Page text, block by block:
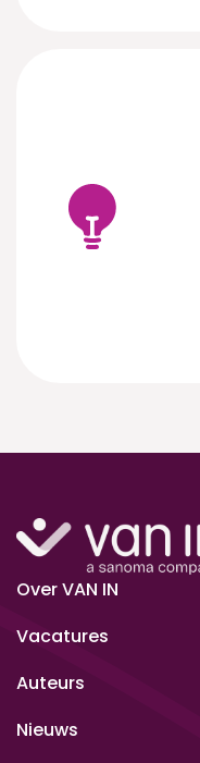
Over VAN IN
Vacatures
Auteurs
Nieuws